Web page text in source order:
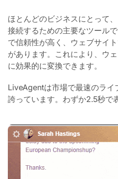
ほとんどのビジネスにとって
接続するための主要なツール
で信頼性が高く、ウェブサイ
があります。これにより、ウ
に効果的に変換できます。
LiveAgentは市場で最速のライ
誇っています。わずか2.5秒で